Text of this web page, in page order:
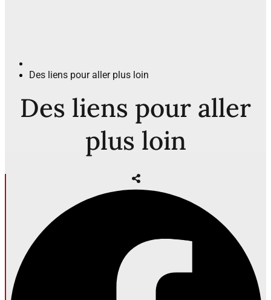
Des liens pour aller plus loin
Des liens pour aller
plus loin